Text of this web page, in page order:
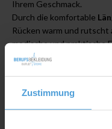
Zustimmung
Ihrem Geschmack.
Durch die komfortable
Rücken warm und rutscht
modische und praktische
Details